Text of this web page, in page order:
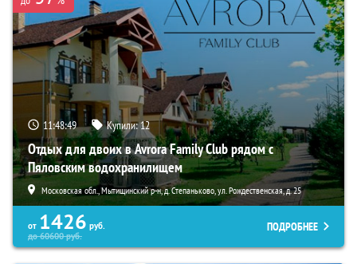
11:48:47 Купили:12
Отдых для двоих в Avrora Family Club рядом с
Пяловским водохранилищем
Московская обл., Мытищинский р-н, д. Степаньково, ул. Рождественская, д. 25
от 1426 руб.
до60600руб.
ПОДРОБНЕЕ